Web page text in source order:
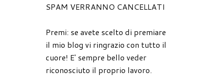
SPAM VERRANNO CANCELLATI
Premi: se avete scelto di premiare
il mio blog vi ringrazio con tutto il
cuore! E' sempre bello veder
riconosciuto il proprio lavoro.